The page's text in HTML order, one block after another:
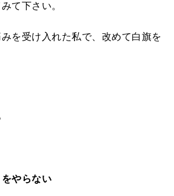
て下さい。
を受け入れた私で、改めて白旗を
をやらない